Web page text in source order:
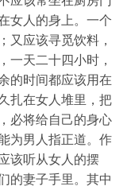
女人的身上。一个
又应该寻觅饮料，
一天二十四小时，
的时间都应该用在
扎在女人堆里，把
必将给自己的身心
为男人指正道。作
该听从女人的摆
的妻子手里。其中